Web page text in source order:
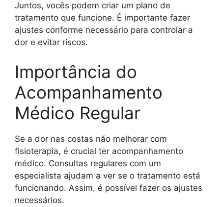
Juntos, vocês podem criar um plano de
tratamento que funcione. É importante fazer
ajustes conforme necessário para controlar a
dor e evitar riscos.
Importância do
Acompanhamento
Médico Regular
Se a dor nas costas não melhorar com
fisioterapia, é crucial ter acompanhamento
médico. Consultas regulares com um
especialista ajudam a ver se o tratamento está
funcionando. Assim, é possível fazer os ajustes
necessários.